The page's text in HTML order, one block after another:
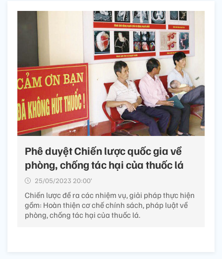
Phê duyệt Chiến lược quốc gia về
phòng, chống tác hại của thuốc lá
25/05/2023 20:00’
Chiến lược đề ra các nhiệm vụ, giải pháp thực hiện
gồm: Hoàn thiện cơ chế chính sách, pháp luật về
phòng, chống tác hại của thuốc lá.